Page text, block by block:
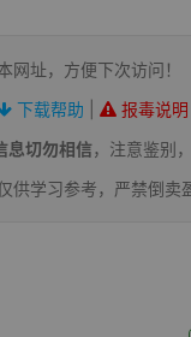
网址，方便下次访问！
下载帮助 报毒说明
息切勿相信，注意鉴别
供学习参考，严禁倒卖